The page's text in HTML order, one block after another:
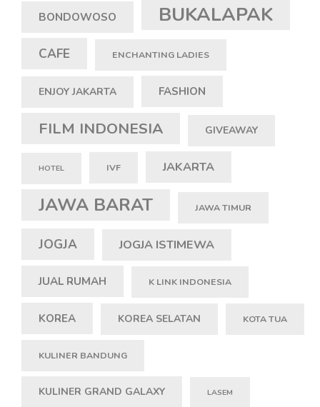
BONDOWOSO BUKALAPAK
CAFE ENCHANTING LADIES
ENJOY JAKARTA FASHION
FILM INDONESIA GIVEAWAY
HOTEL IVF JAKARTA
JAWA BARAT JAWA TIMUR
JOGJA JOGJA ISTIMEWA
JUAL RUMAH K LINK INDONESIA
KOREA KOREA SELATAN KOTA TUA
KULINER BANDUNG
KULINER GRAND GALAXY LASEM